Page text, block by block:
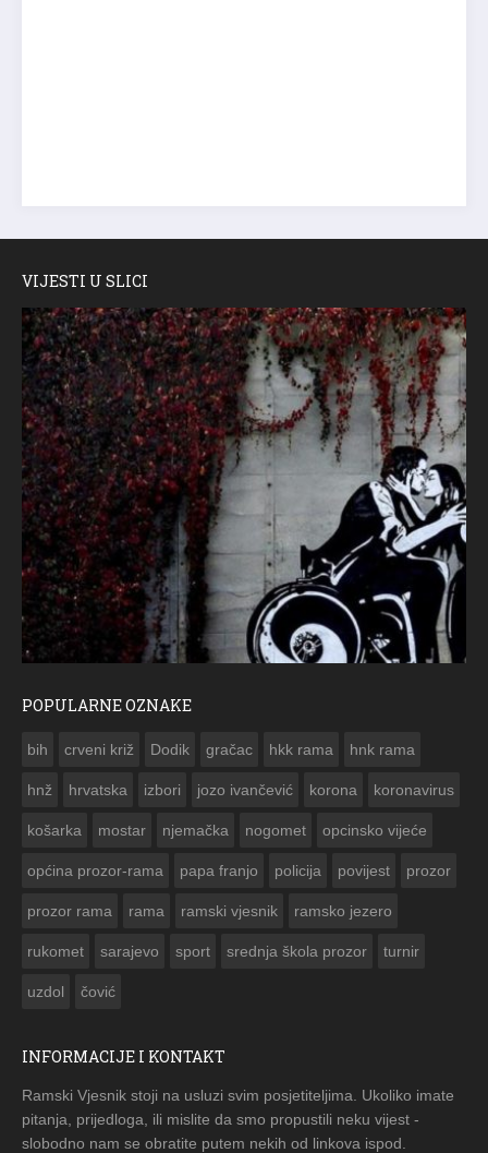
VIJESTI U SLICI
POPULARNE OZNAKE
bih crveni križ Dodik gračac hkk rama hnk rama
hnž hrvatska izbori jozo ivančević korona koronavirus
košarka mostar njemačka nogomet opcinsko vijeće
općina prozor-rama papa franjo policija povijest prozor
prozor rama rama ramski vjesnik ramsko jezero
rukomet sarajevo sport srednja škola prozor turnir
uzdol čović
INFORMACIJE I KONTAKT
Ramski Vjesnik stoji na usluzi svim posjetiteljima. Ukoliko imate
pitanja, prijedloga, ili mislite da smo propustili neku vijest -
slobodno nam se obratite putem nekih od linkova ispod.